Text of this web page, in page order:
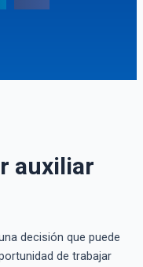
auxiliar
decisión que puede
de trabajar